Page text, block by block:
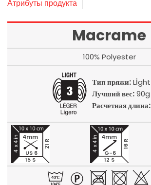
Атрибуты продукта
Macrame
100% Polyester
Тип пряжи:Lİght
Лучший вес:90g
Расчетная длина:
15 S
21 R
4mm
US 6
12 S
16 R
4mm
G-6